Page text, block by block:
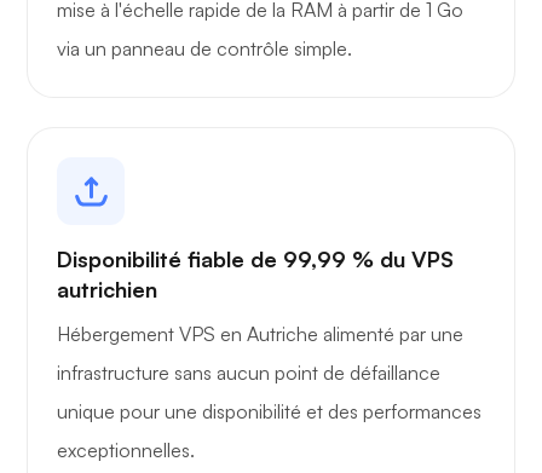
mise à l'échelle rapide de la RAM à partir de 1 Go
via un panneau de contrôle simple.
Disponibilité fiable de 99,99 % du VPS
autrichien
Hébergement VPS en Autriche alimenté par une
infrastructure sans aucun point de défaillance
unique pour une disponibilité et des performances
exceptionnelles.